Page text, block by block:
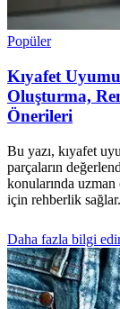
Popüler
Kıyafet
Oluşturma,
Önerileri
Bu yazı, kıyafet
parçaların
konularında
için rehberlik sağlar.
Daha fazla bilgi